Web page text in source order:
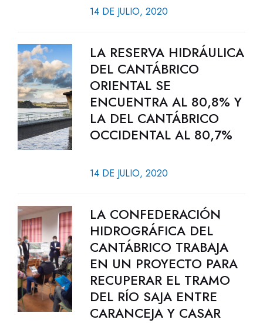
14 DE JULIO, 2020
LA RESERVA HIDRÁULICA
DEL CANTÁBRICO
ORIENTAL SE
ENCUENTRA AL 80,8% Y
LA DEL CANTÁBRICO
OCCIDENTAL AL 80,7%
14 DE JULIO, 2020
LA CONFEDERACIÓN
HIDROGRÁFICA DEL
CANTÁBRICO TRABAJA
EN UN PROYECTO PARA
RECUPERAR EL TRAMO
DEL RÍO SAJA ENTRE
CARANCEJA Y CASAR